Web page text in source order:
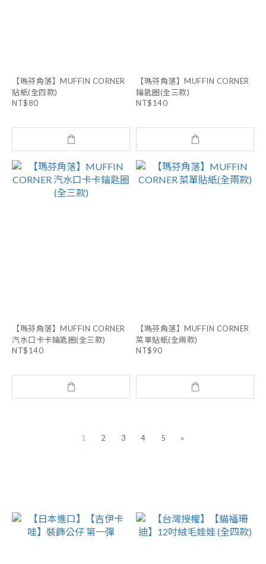
【瑪芬角落】MUFFIN CORNER
貼紙(全四款)
NT$80
【瑪芬角落】MUFFIN CORNER
鑰匙圈(全三款)
NT$140
【瑪芬角落】MUFFIN CORNER
汽水口卡卡鑰匙圈(全三款)
NT$140
【瑪芬角落】MUFFIN CORNER
菜單貼紙(全兩款)
NT$90
1 2 3 4 5 »